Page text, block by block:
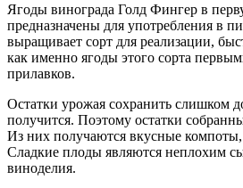
Ягоды винограда Голд Фингер в
предназначены для употребления в
выращивает сорт для реализации,
как именно ягоды этого сорта
прилавков.
Остатки урожая сохранить слишком
получится. Поэтому остатки
Из них получаются вкусные
Сладкие плоды являются неплохим
виноделия.